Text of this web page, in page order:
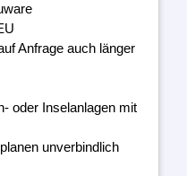
Anfrage auch länger
oder Inselanlagen mit
unverbindlich